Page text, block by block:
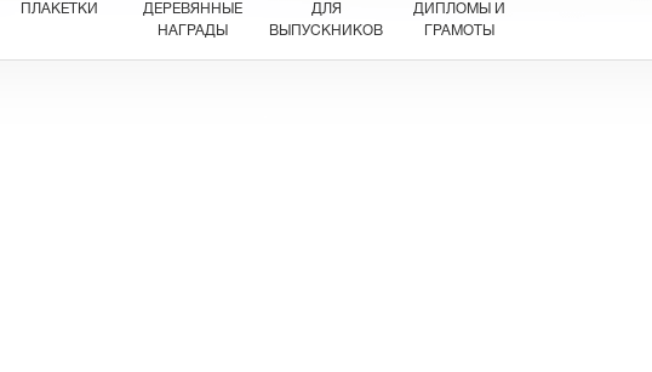
ПЛАКЕТКИ
ДЕРЕВЯННЫЕ
НАГРАДЫ
ДЛЯ
ВЫПУСКНИКОВ
ДИПЛОМЫ И
ГРАМОТЫ